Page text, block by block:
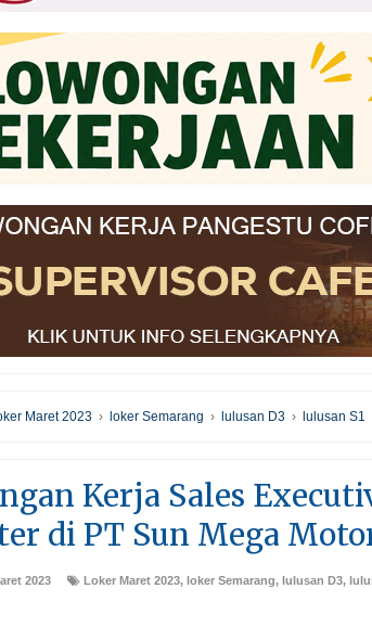
Maret 2023 › loker Semarang › lulusan D3 › lulusan S1
Kerja Sales
di PT Sun Mega
2023 Loker Maret 2023, loker Semarang, lulusan D3,